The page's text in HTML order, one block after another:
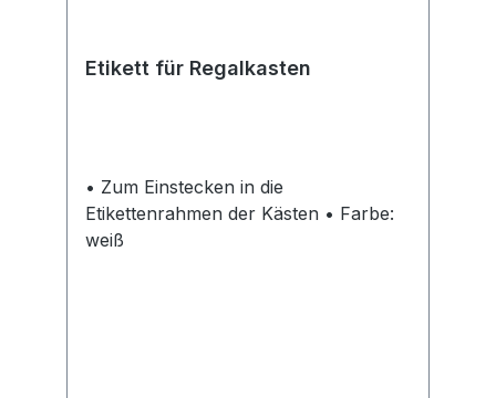
Etikett für Regalkasten
• Zum Einstecken in die
Etikettenrahmen der Kästen • Farbe:
weiß